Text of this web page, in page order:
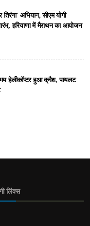
अभियान, सीएम योगी
हरियाणा में मैराथन का आयोजन
हेलीकॉप्टर हुआ क्रैश, पायलट
लिंक्स